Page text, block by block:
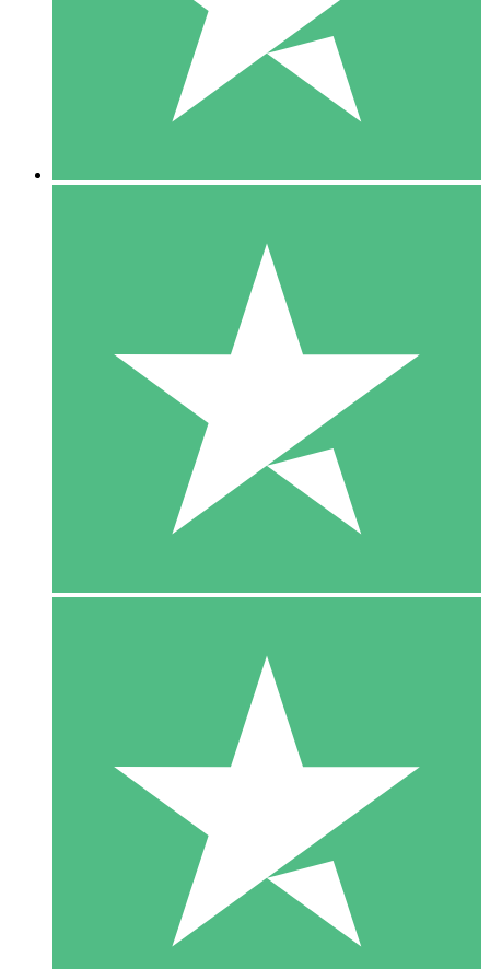
1 Téléchargement
10 00
10 Téléchargements
20 00